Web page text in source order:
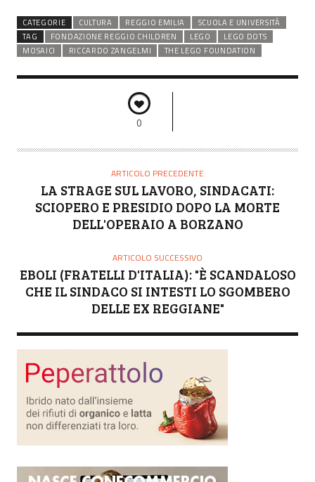
CATEGORIE CULTURA REGGIO EMILIA
SCUOLA E UNIVERSITÀ
TAG
FONDAZIONE REGGIO CHILDREN LEGO
LEGO DOTS
MOSAICI
RICCARDO ZANGELMI THE LEGO FOUNDATION
0
ARTICOLO PRECEDENTE
LA STRAGE SUL LAVORO, SINDACATI:
SCIOPERO E PRESIDIO DOPO LA MORTE
DELL'OPERAIO A BORZANO
ARTICOLO SUCCESSIVO
EBOLI (FRATELLI D'ITALIA): "È SCANDALOSO
CHE IL SINDACO SI INTESTI LO SGOMBERO
DELLE EX REGGIANE"